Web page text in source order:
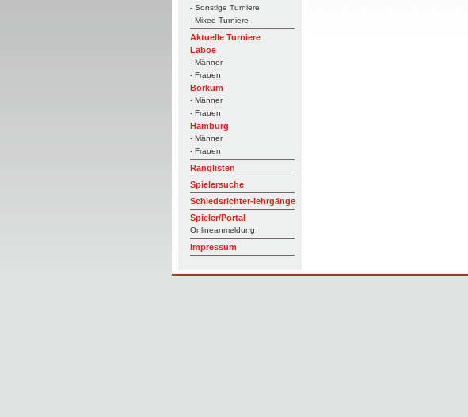
- Sonstige Turniere
- Mixed Turniere
Aktuelle Turniere
Laboe
- Männer
- Frauen
Borkum
- Männer
- Frauen
Hamburg
- Männer
- Frauen
Ranglisten
Spielersuche
Schiedsrichter-lehrgänge
Spieler/Portal
Onlineanmeldung
Impressum